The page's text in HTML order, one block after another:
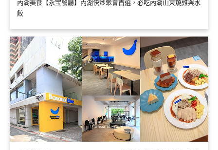
內湖美食【永宝餐廳】內湖快炒聚會首選，必吃內湖山東燒雞與水
餃